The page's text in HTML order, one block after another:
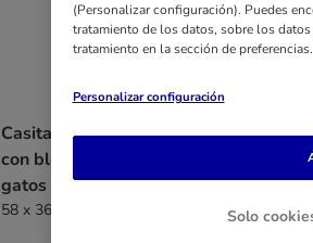
Casita de cartón Home XL
con bloque rascador para
gatos
58 x 36 x 41 cm (L x An x Al)
45
(Personalizar configuración). Puedes
tratamiento de los datos, sobre los
tratamiento en la sección de preferencias.
Personalizar configuración
Solo